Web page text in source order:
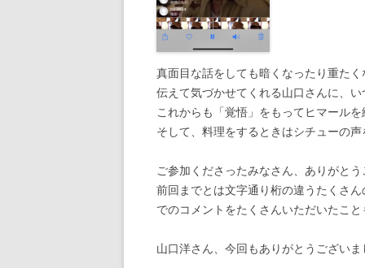
真面目な話をしても暗くなったり重た
伝えて気づかせてくれる山口さんに、
これからも「覚悟」をもってヒマール
そして、料理をするときはシチューの
ご参加くださったみなさん、ありがと
前回までとは文字通り桁の違うたくさ
でのコメントをたくさんいただいたこ
山口洋さん、今回もありがとうござい